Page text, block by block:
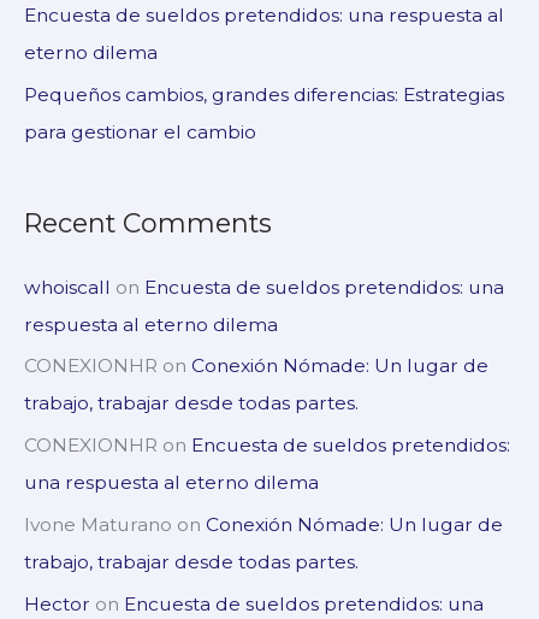
Encuesta de sueldos pretendidos: una respuesta al
eterno dilema
Pequeños cambios, grandes diferencias: Estrategias
para gestionar el cambio
Recent Comments
whoiscall on Encuesta de sueldos pretendidos: una
respuesta al eterno dilema
CONEXIONHR on Conexión Nómade: Un lugar de
trabajo, trabajar desde todas partes.
CONEXIONHR on Encuesta de sueldos pretendidos:
una respuesta al eterno dilema
Ivone Maturano on Conexión Nómade: Un lugar de
trabajo, trabajar desde todas partes.
Hector on Encuesta de sueldos pretendidos: una